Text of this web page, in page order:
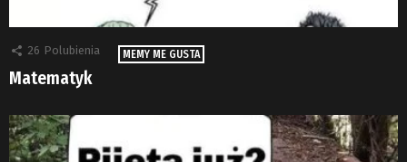
26 Polubienia MEMY ME GUSTA
Matematyk